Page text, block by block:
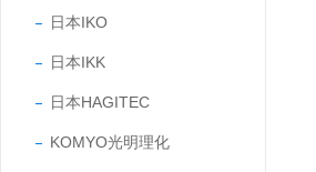
日本IKO
日本IKK
日本HAGITEC
KOMYO光明理化